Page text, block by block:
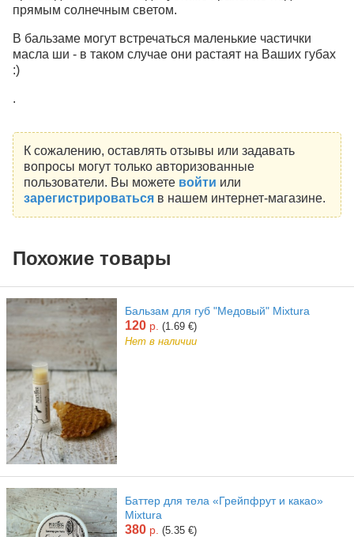
прямым солнечным светом.
В бальзаме могут встречаться маленькие частички
масла ши - в таком случае они растаят на Ваших губах
:)
.
К сожалению, оставлять отзывы или задавать
вопросы могут только авторизованные
пользователи. Вы можете войти или
зарегистрироватьсяв нашем интернет-магазине.
Похожие товары
Бальзам для губ "Медовый" Mixtura
120 р. (1.69 €)
Нет в наличии
Баттер для тела «Грейпфрут и какао»
Mixtura
380 р. (5.35 €)